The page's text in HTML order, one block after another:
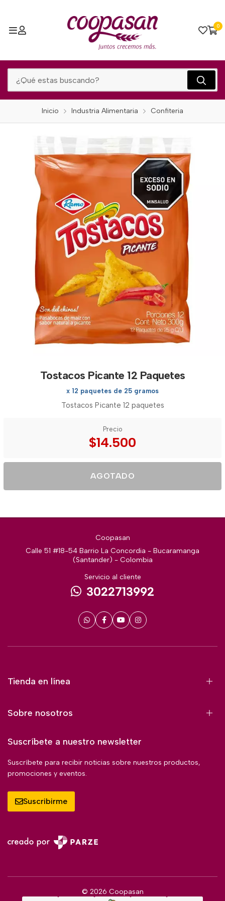
0
Inicio Industria Alimentaria Confiteria
Tostacos Picante 12 Paquetes
x 12 paquetes de 25 gramos
Tostacos Picante 12 paquetes
Precio
$14.500
AGOTADO
Coopasan
Calle 51 #18-54 Barrio La Concordia - Bucaramanga
(Santander) - Colombia
Servicio al cliente
3022713992
Tienda en línea
Sobre nosotros
Suscríbete a nuestro newsletter
Suscríbete para recibir noticias sobre nuestros productos,
promociones y eventos.
Suscribirme
© 2026 Coopasan